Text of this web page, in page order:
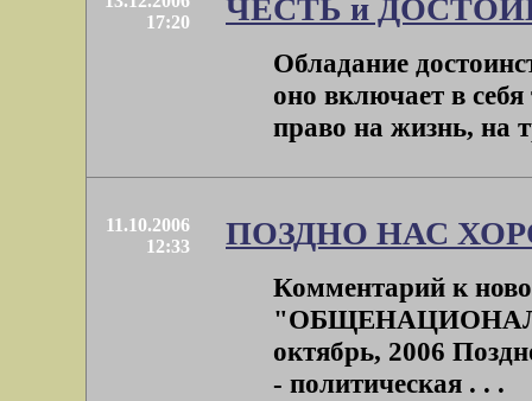
17:20
ЧЕСТЬ и
Обладание
оно включает в
право на жизнь, на
11.10.2006
12:33
ПОЗДНО НАС
Комментарий к
октябрь, 2006
- политическая . . .